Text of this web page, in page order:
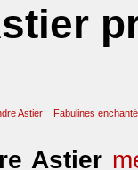
Astier Fabulines
Astier